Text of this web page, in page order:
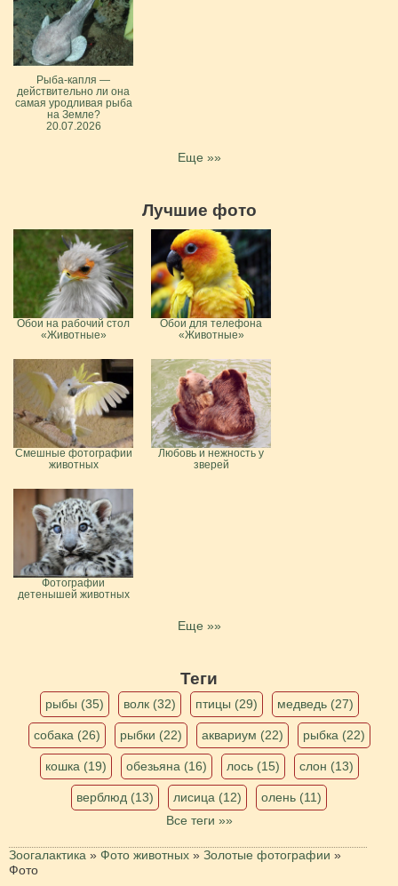
Рыба-капля —
действительно ли она
самая уродливая рыба
на Земле?
20.07.2026
Еще »»
Лучшие фото
Обои на рабочий стол
«Животные»
Обои для телефона
«Животные»
Смешные фотографии
животных
Любовь и нежность у
зверей
Фотографии
детенышей животных
Еще »»
Теги
рыбы (35) волк (32) птицы (29) медведь (27)
собака (26) рыбки (22) аквариум (22) рыбка (22)
кошка (19) обезьяна (16) лось (15) слон (13)
верблюд (13) лисица (12)
олень (11)
Все теги »»
Зоогалактика » Фото животных » Золотые фотографии »
Фото